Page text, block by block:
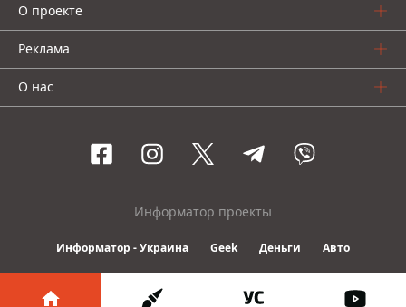
О проекте
Реклама
О нас
Информатор проекты
Информатор - Украина Geek Деньги Авто
© 2016-2026 Informator